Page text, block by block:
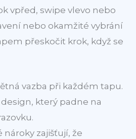
vpřed, swipe vlevo nebo
nebo okamžité vybrání
přeskočit krok, když se
vazba při každém tapu.
který padne na
nároky zajišťují, že